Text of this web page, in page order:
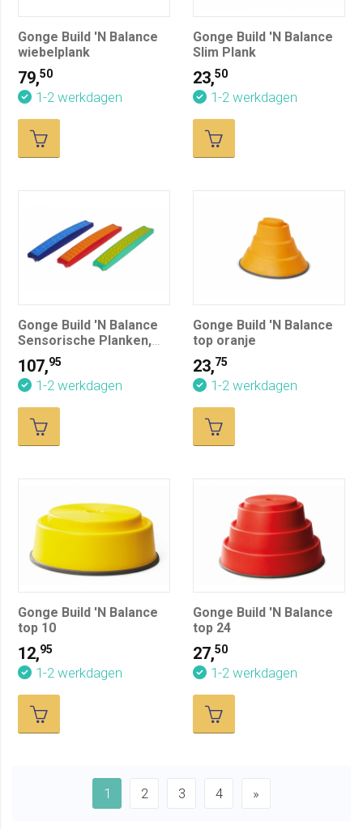
Gonge Build 'N Balance
wiebelplank
79,50
1-2 werkdagen
Gonge Build 'N Balance
Slim Plank
23,50
1-2 werkdagen
Gonge Build 'N Balance
Sensorische Planken,
set van 3
107,95
1-2 werkdagen
Gonge Build 'N Balance
top oranje
23,75
1-2 werkdagen
Gonge Build 'N Balance
top 10
12,95
1-2 werkdagen
Gonge Build 'N Balance
top 24
27,50
1-2 werkdagen
1 2 3 4 »